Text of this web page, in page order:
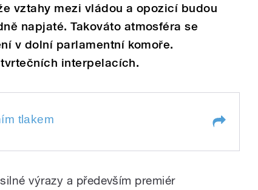
vztahy mezi vládou a opozicí budou
napjaté. Takováto atmosféra se
v dolní parlamentní komoře.
interpelacích.
tlakem
výrazy a především premiér